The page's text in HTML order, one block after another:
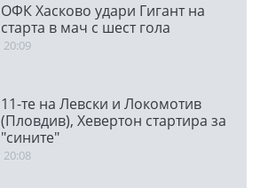
ОФК Хасково удари Гигант на
старта в мач с шест гола
20:09
11-те на Левски и Локомотив
(Пловдив), Хевертон стартира за
"сините"
20:08